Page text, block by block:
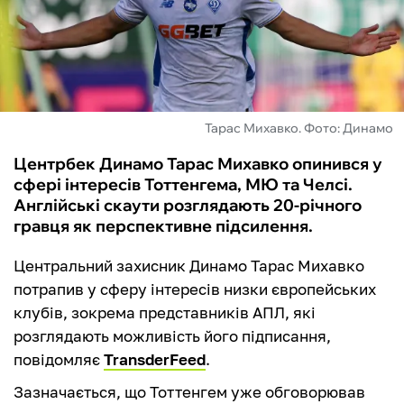
ІНШІ
БУКМЕКЕРИ
Тарас Михавко. Фото: Динамо
Центрбек Динамо Тарас Михавко опинився у
сфері інтересів Тоттенгема, МЮ та Челсі.
Англійські скаути розглядають 20-річного
гравця як перспективне підсилення.
Центральний захисник Динамо Тарас Михавко
потрапив у сферу інтересів низки європейських
клубів, зокрема представників АПЛ, які
розглядають можливість його підписання,
повідомляєTransderFeed.
Зазначається, що Тоттенгем уже обговорював